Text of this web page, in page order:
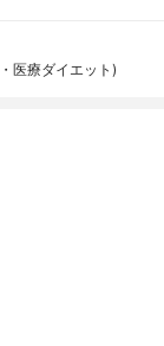
医療ダイエット)